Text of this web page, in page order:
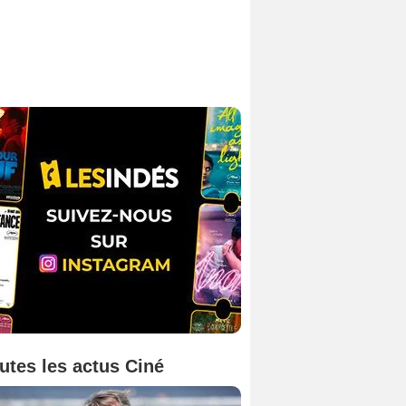
les actus Ciné